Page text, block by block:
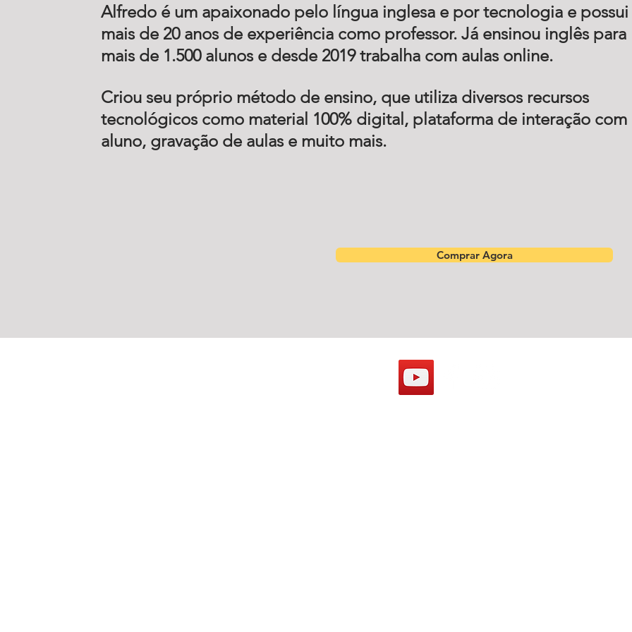
Alfredo é um apaixonado pelo língua inglesa e por tecnologia e possui
mais de 20 anos de experiência como professor. Já ensinou inglês para
mais de 1.500 alunos e desde 2019 trabalha com aulas online.
Criou seu próprio método de ensino, que utiliza diversos recursos
tecnológicos como material 100% digital, plataforma de interação com
aluno, gravação de aulas e muito mais.
Comprar Agora